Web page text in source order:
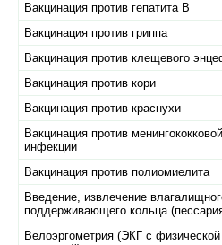
Вакцинация против гепатита В
Вакцинация против гриппа
Вакцинация против клещевого
Вакцинация против кори
Вакцинация против краснухи
Вакцинация против менингококковой
инфекции
Вакцинация против полиомиелита
Введение, извлечение
поддерживающего кольца
Велоэргометрия (ЭКГ с физической